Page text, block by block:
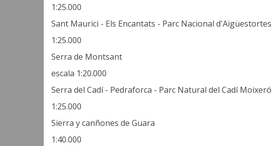
1:25.000
Sant Maurici - Els Encantats - Parc Nacional d'Aigüestortes
1:25.000
Serra de Montsant
escala 1:20.000
Serra del Cadí - Pedraforca - Parc Natural del Cadí Moixeró
1:25.000
Sierra y canñones de Guara
1:40.000